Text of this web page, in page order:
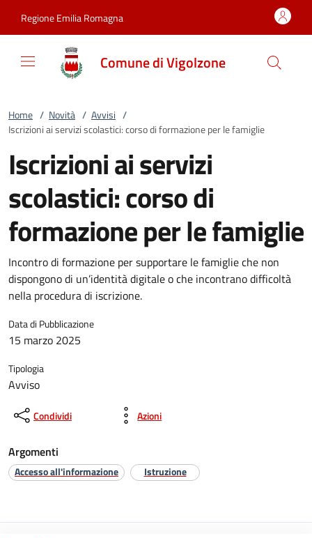
Regione Emilia Romagna
Comune di Vigolzone
Home / Novità / Avvisi /
Iscrizioni ai servizi scolastici: corso di formazione per le famiglie
Iscrizioni ai servizi
scolastici: corso di
formazione per le famiglie
Incontro di formazione per supportare le famiglie che non
dispongono di un’identità digitale o che incontrano difficoltà
nella procedura di iscrizione.
Data di Pubblicazione
15 marzo 2025
Tipologia
Avviso
Condividi Azioni
Argomenti
Accesso all'informazione Istruzione